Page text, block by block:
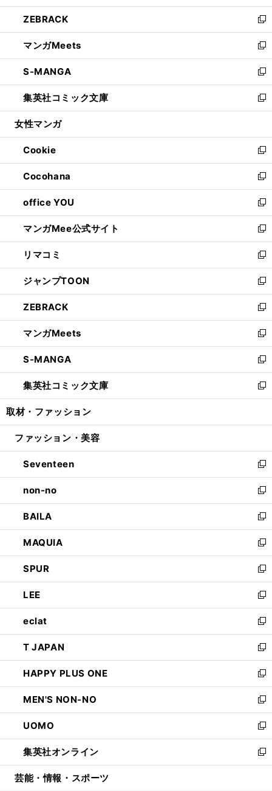
開
く
ウ
で
開
く
ン
ド
ウ
で
開
く
ウ
ィ
ン
ド
ウ
で
開
く
し
い
ウ
ィ
ン
ド
ウ
で
開
ZEBRACK
新
し
い
ウ
ィ
ン
ド
ウ
開
く
マンガMeets
新
し
い
ウ
ィ
ン
ウ
で
開
く
S-MANGA
新
し
い
ウ
ン
ド
ウ
で
開
く
集英社コミック文庫
新
し
ウ
ィ
ン
ド
ウ
で
開
く
女性マンガ
Cookie
新
し
い
ウ
ィ
ン
ド
ウ
で
開
く
Cocohana
新
し
い
ウ
ィ
ン
ド
ウ
で
開
く
office YOU
新
し
い
ウ
ィ
ン
ド
ウ
で
開
く
マンガMee公式サイト
新
し
い
ウ
ィ
ン
ド
ウ
で
開
く
リマコミ
新
し
い
ウ
ィ
ン
ド
ウ
で
開
く
ジャンプTOON
新
し
い
ウ
ィ
ン
ド
ウ
で
開
ZEBRACK
新
し
い
ウ
ィ
ン
ド
ウ
開
マンガMeets
新
し
い
ウ
ィ
ン
ウ
開
く
S-MANGA
新
し
い
ウ
ン
ウ
で
開
く
集英社コミック文庫
新
し
ウ
ン
ド
ウ
で
開
く
取材・ファッション
ファッション・美容
Seventeen
新
し
い
ウ
ィ
ン
ド
ウ
で
開
く
non-no
新
し
い
ウ
ィ
ン
ド
ウ
で
開
く
BAILA
新
し
い
ウ
ィ
ン
ド
ウ
で
開
く
MAQUIA
新
し
い
ウ
ィ
ン
ド
ウ
で
開
く
SPUR
新
し
い
ウ
ィ
ン
ド
ウ
で
開
く
LEE
新
し
い
ウ
ィ
ン
ド
ウ
で
開
く
eclat
新
し
い
ウ
ィ
ン
ド
ウ
で
開
く
T JAPAN
新
し
い
ウ
ィ
ン
ド
ウ
で
開
HAPPY PLUS ONE
新
し
い
ウ
ィ
ン
ド
ウ
MEN'S NON-NO
新
し
い
ウ
ィ
ン
UOMO
新
し
い
ウ
集英社オンライン
新
し
芸能・情報・スポーツ